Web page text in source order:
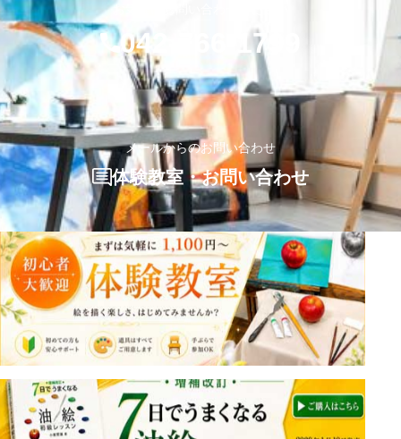
お気軽にお問い合わせください
042-766-1799
メールからのお問い合わせ
体験教室・お問い合わせ